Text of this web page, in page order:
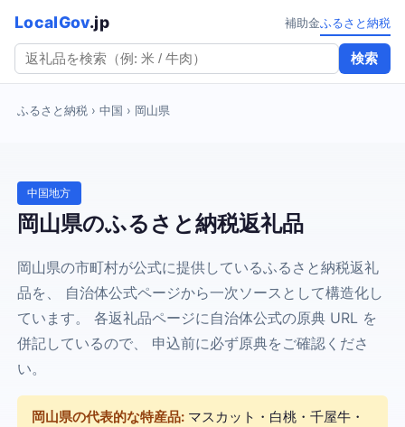
LocalGov.jp
検索
補助金ふるさと納税
ふるさと納税 › 中国 › 岡山県
中国地方
岡山県のふるさと納税返礼品
岡山県の市町村が公式に提供しているふるさと納税返礼
品を、 自治体公式ページから一次ソースとして構造化し
ています。 各返礼品ページに自治体公式の原典 URL を
併記しているので、 申込前に必ず原典をご確認くださ
い。
岡山県の代表的な特産品: マスカット・白桃・千屋牛・